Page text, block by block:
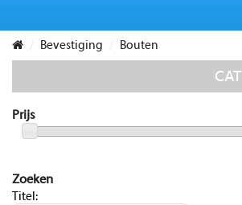
Bevestiging Bouten
Prijs
Zoeken
Titel: